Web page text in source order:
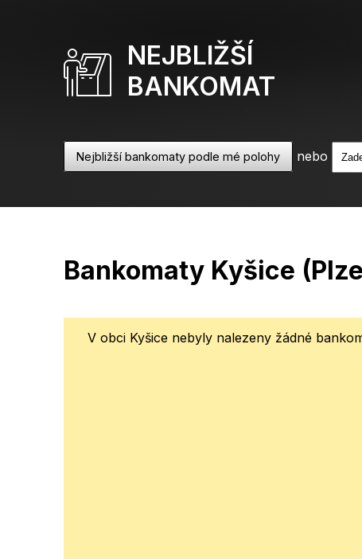
NEJBLIŽŠÍ
BANKOMAT
Nejbližší bankomaty podle mé polohy nebo
Bankomaty Kyšice
V obci Kyšice nebyly nalezeny žádné